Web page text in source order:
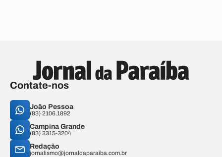
Contate-nos
João Pessoa
(83) 2106.1892
Campina Grande
(83) 3315-3204
Redação
jornalismo@jornaldaparaiba.com.br